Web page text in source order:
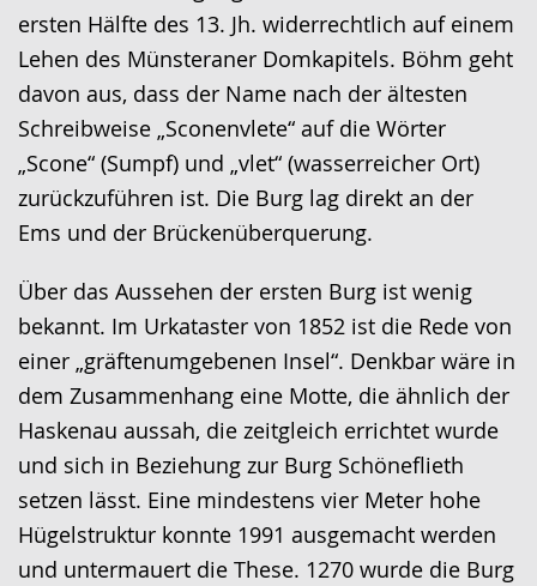
wechseln.
Deutscher
Gebärdensprache
wird
angezeigt.
ersten Hälfte des 13. Jh. widerrechtlich auf einem
Lehen des Münsteraner Domkapitels. Böhm geht
davon aus, dass der Name nach der ältesten
Schreibweise „Sconenvlete“ auf die Wörter
„Scone“ (Sumpf) und „vlet“ (wasserreicher Ort)
zurückzuführen ist. Die Burg lag direkt an der
Ems und der Brückenüberquerung.
Über das Aussehen der ersten Burg ist wenig
bekannt. Im Urkataster von 1852 ist die Rede von
einer „gräftenumgebenen Insel“. Denkbar wäre in
dem Zusammenhang eine Motte, die ähnlich der
Haskenau aussah, die zeitgleich errichtet wurde
und sich in Beziehung zur Burg Schöneflieth
setzen lässt. Eine mindestens vier Meter hohe
Hügelstruktur konnte 1991 ausgemacht werden
und untermauert die These. 1270 wurde die Burg